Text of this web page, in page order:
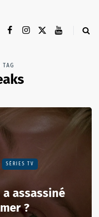
TAG
SÉRIES TV
a assassiné
?